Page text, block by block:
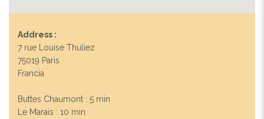
Address :
7 rue Louise Thuliez
75019 Paris
Francia
Buttes Chaumont : 5 min
Le Marais : 10 min